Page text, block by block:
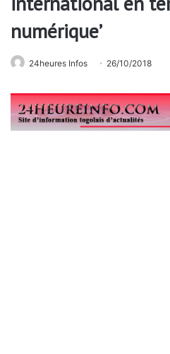
numérique’
24heures Infos 26/10/2018